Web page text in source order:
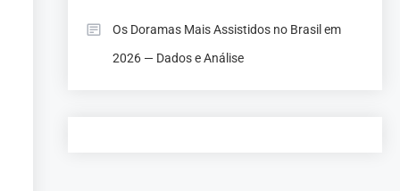
Os Doramas Mais Assistidos no Brasil em
2026 — Dados e Análise